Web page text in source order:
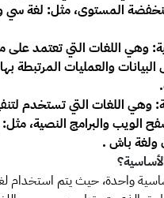
المستوى، مثل: لغة
وهي اللغات التي تعتمد على
البيانات والعمليات المرتبطة
وهي اللغات التي تستخدم
الويب والبرامج النصية، مثل:
ولغة باش .
واحدة، حيث يتم استخدام